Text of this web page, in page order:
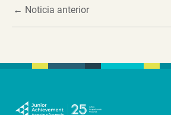
← Noticia anterior